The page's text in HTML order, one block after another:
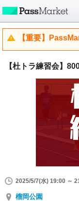
【重要】
【杜トラ練習会】
2025/5/7(水) 19:00 ～
榴岡公園